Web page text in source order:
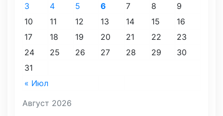
Август 2026
« Июл
3
4 5 6 7 8
9
10
11 12 13 14 15
16
17
18 19 20 21 22
23
24
25 26 27 28 29
30
31